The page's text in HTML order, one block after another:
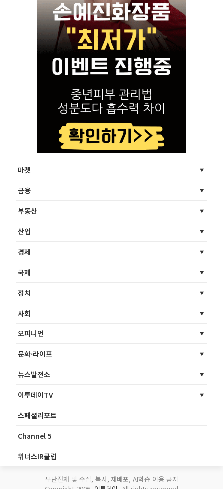
마켓
금융
부동산
산업
경제
국제
정치
사회
오피니언
문화·라이프
뉴스발전소
이투데이TV
스페셜리포트
Channel 5
위너스IR클럽
무단전재 및 수집, 복사, 재배포, AI학습 이용 금지